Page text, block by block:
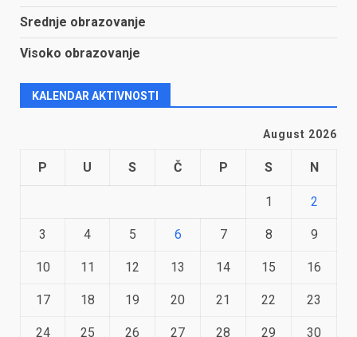
Srednje obrazovanje
Visoko obrazovanje
KALENDAR AKTIVNOSTI
August 2026
P U S Č P S N
1 2
3 4 5 6 7 8 9
10 11 12 13 14 15 16
17 18 19 20 21 22 23
24 25 26 27 28 29 30